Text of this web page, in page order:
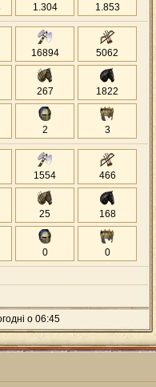
1.304 1.853
16894 5062
267 1822
2 3
1554 466
25 168
0 0
о 06:45